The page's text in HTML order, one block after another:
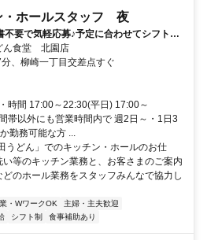
・ホールスタッフ 夜
不要で気軽応募♪予定に合わせてシフト相
ん食堂 北園店
、柳崎一丁目交差点すぐ
時間 17:00～22:30(平日) 17:00～
帯以外にも営業時間内で 週2日～・1日3
勤務可能な方 ...
うどん」でのキッチン・ホールのお仕
等のキッチン業務と、お客さまのご案内
のホール業務をスタッフみんなで協力し
・WワークOK
主婦・主夫歓迎
シフト制 食事補助あり